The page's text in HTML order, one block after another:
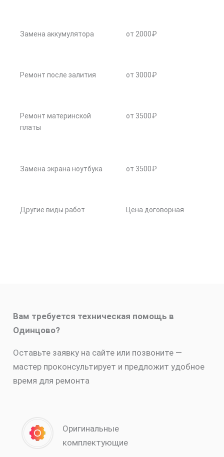
Замена аккумулятора от 2000₽
Ремонт после залития от 3000₽
Ремонт материнской
платы
от 3500₽
Замена экрана ноутбука от 3500₽
Другие виды работ Цена договорная
Вам требуется техническая помощь в
Одинцово?
Оставьте заявку на сайте или позвоните —
мастер проконсультирует и предложит удобное
время для ремонта
Оригинальные
комплектующие